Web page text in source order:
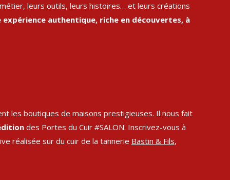
leurs outils, leurs histoires… et leurs créations
expérience authentique, riche en découvertes, à
les boutiques de maisons prestigieuses. Il nous fait
des Portes du Cuir #SALON. Inscrivez-vous à
réalisée sur du cuir de la tannerie Bastin & Fils,